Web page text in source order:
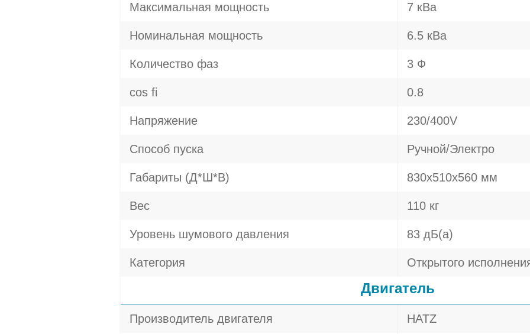
Максимальная мощность 7 кВа
Номинальная мощность 6.5 кВа
Количество фаз 3 Ф
cos fi 0.8
Напряжение 230/400V
Способ пуска Ручной/Электро
Габариты (Д*Ш*В) 830х510х560 мм
Вес 110 кг
Уровень шумового давления 83 дБ(а)
Категория Открытого
Двигатель
Производитель двигателя HATZ